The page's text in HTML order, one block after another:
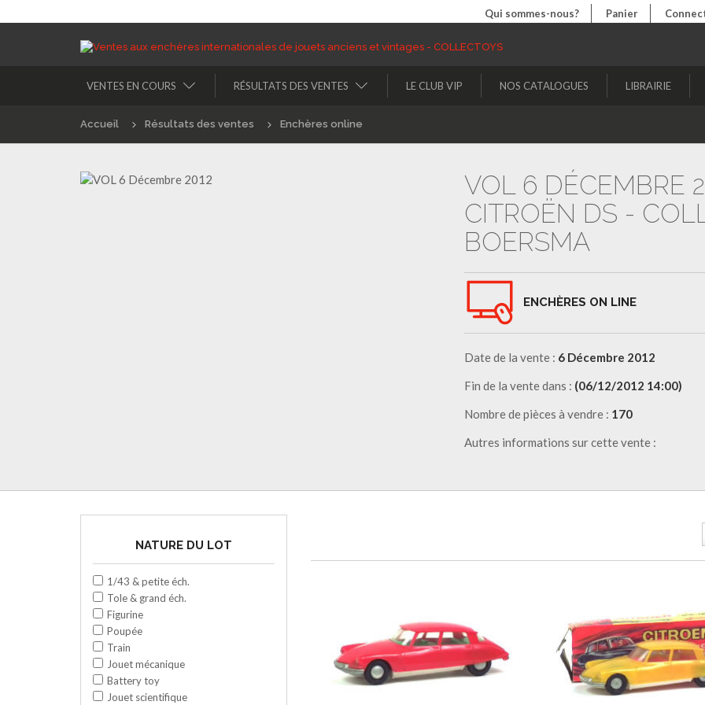
Qui sommes-nous? Panier
VENTES EN COURS RÉSULTATS DES VENTES LE CLUB VIP NOS CATALOGUES LIBRAIRIE
Accueil Résultats des ventes Enchères online
VOL 6 DÉCEMBRE
CITROËN DS -
BOERSMA
ENCHÈRES ON LINE
Date de la vente : 6 Décembre 2012
Fin de la vente dans : (06/12/2012 14:00)
Nombre de pièces à vendre : 170
Autres informations sur cette vente :
NATURE DU LOT
1/43 & petite éch.
Tole & grand éch.
Figurine
Poupée
Train
Jouet mécanique
Battery toy
Jouet scientifique